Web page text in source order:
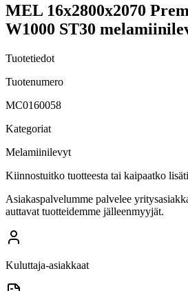
MEL 16x2800x2070
W1000 ST30
Tuotetiedot
Tuotenumero
MC0160058
Kategoriat
Melamiinilevyt
Kiinnostuitko tuotteesta tai kaipaatko
Asiakaspalvelumme palvelee
auttavat tuotteidemme jälleenmyyjät.
Kuluttaja-asiakkaat